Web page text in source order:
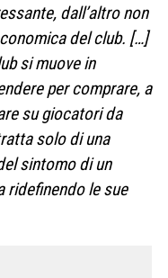
dall’altro non
del club. […]
si muove in
per comprare, a
su giocatori da
solo di una
sintomo di un
ridefinendo le sue